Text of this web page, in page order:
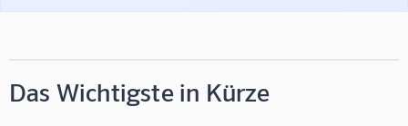
Das Wichtigste in Kürze